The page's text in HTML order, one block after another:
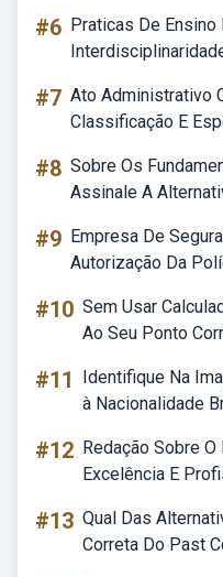
#6 Praticas De Ensino
#7 Ato Administrativo
Classificação E
#8 Sobre Os
Assinale A
#9 Empresa De
Autorização Da
#10 Sem Usar
Ao Seu Ponto
#11
Identifique Na
à Nacionalidade
#12 Redação Sobre
Excelência E
#13 Qual Das
Correta Do Past